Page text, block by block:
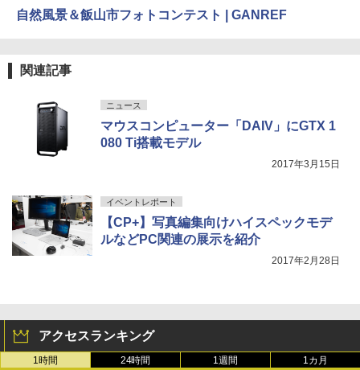
自然風景＆飯山市フォトコンテスト | GANREF
関連記事
ニュース
マウスコンピューター「DAIV」にGTX 1
080 Ti搭載モデル
2017年3月15日
イベントレポート
【CP+】写真編集向けハイスペックモデ
ルなどPC関連の展示を紹介
2017年2月28日
アクセスランキング
1時間 24時間 1週間 1カ月